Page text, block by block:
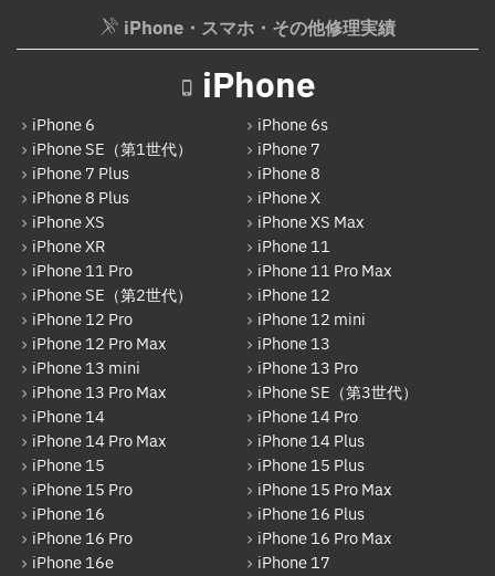
AppleWatchフロントパネル交換修理
Google Pixel
Xperia
Galaxy
OPPO
HUAWEI
arrows
Xiaomi
Motolora
その他Android
iPad
iPad Pro 12.9インチ（第6世代）
iPad Air（第1世代）
iPad mini（第2世代）
iPhone・スマホ・その他修理実績
iPhone
iPhone 6
iPhone 6s
iPhone SE（第1世代）
iPhone 7
iPhone 7 Plus
iPhone 8
iPhone 8 Plus
iPhone X
iPhone XS
iPhone XS Max
iPhone XR
iPhone 11
iPhone 11 Pro
iPhone 11 Pro Max
iPhone SE（第2世代）
iPhone 12
iPhone 12 Pro
iPhone 12 mini
iPhone 12 Pro Max
iPhone 13
iPhone 13 mini
iPhone 13 Pro
iPhone 13 Pro Max
iPhone SE（第3世代）
iPhone 14
iPhone 14 Pro
iPhone 14 Pro Max
iPhone 14 Plus
iPhone 15
iPhone 15 Plus
iPhone 15 Pro
iPhone 15 Pro Max
iPhone 16
iPhone 16 Plus
iPhone 16 Pro
iPhone 16 Pro Max
iPhone 16e
iPhone 17